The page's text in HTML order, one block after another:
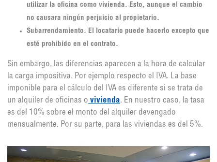
utilizar la oficina como vivienda. Esto, aunque el cambio
no causara ningún perjuicio al propietario.
Subarrendamiento. El locatario puede hacerlo excepto que
esté prohibido en el contrato.
Sin embargo, las diferencias aparecen a la hora de calcular
la carga impositiva. Por ejemplo respecto el IVA. La base
imponible para el cálculo del IVA es diferente si se trata de
un alquiler de oficinas o vivienda. En nuestro caso, la tasa
es del 10% sobre el monto del alquiler devengado
mensualmente. Por su parte, para las viviendas es del 5%.